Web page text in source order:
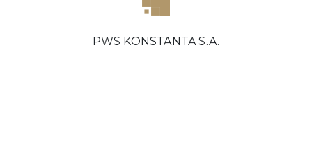
PWS KONSTANTA S.A.